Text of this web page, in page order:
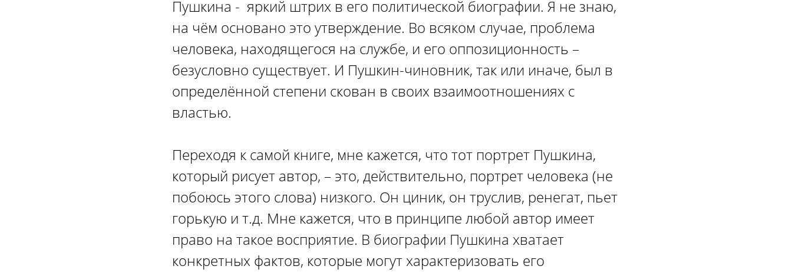
Пушкина - яркий штрих в его политической биографии. Я не знаю,
на чём основано это утверждение. Во всяком случае, проблема
человека, находящегося на службе, и его оппозиционность –
безусловно существует. И Пушкин-чиновник, так или иначе, был в
определённой степени скован в своих взаимоотношениях с
властью.
Переходя к самой книге, мне кажется, что тот портрет Пушкина,
который рисует автор, – это, действительно, портрет человека (не
побоюсь этого слова) низкого. Он циник, он труслив, ренегат, пьет
горькую и т.д. Мне кажется, что в принципе любой автор имеет
право на такое восприятие. В биографии Пушкина хватает
конкретных фактов, которые могут характеризовать его